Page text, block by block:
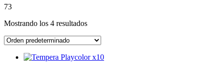
73
Mostrando los 4 resultados